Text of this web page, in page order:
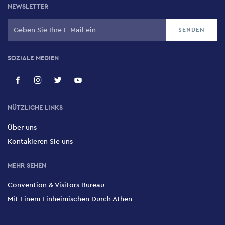
NEWSLETTER
SOZIALE MEDIEN
NÜTZLICHE LINKS
Über uns
Kontakieren Sie uns
MEHR SEHEN
Convention & Visitors Bureau
Mit Einem Einheimischen Durch Athen